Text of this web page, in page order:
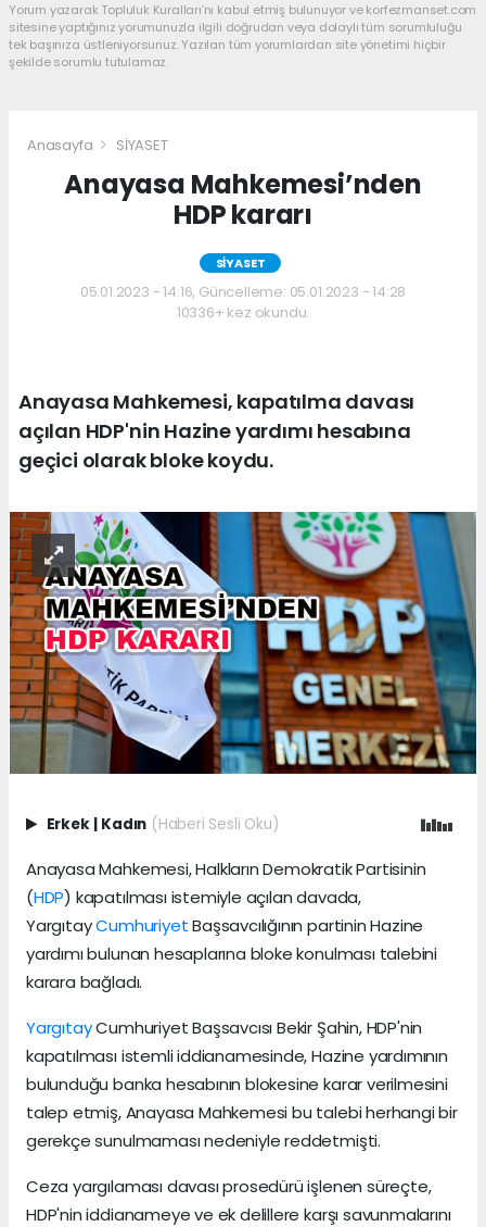
Yorum yazarak Topluluk Kuralları’nı kabul etmiş bulunuyor ve korfezmanset.com
sitesine yaptığınız yorumunuzla ilgili doğrudan veya dolaylı tüm sorumluluğu
tek başınıza üstleniyorsunuz. Yazılan tüm yorumlardan site yönetimi hiçbir
şekilde sorumlu tutulamaz.
Anasayfa SİYASET
Anayasa Mahkemesi’nden
HDP kararı
SİYASET
05.01.2023 - 14:16, Güncelleme: 05.01.2023 - 14:28
10336+ kez okundu.
Anayasa Mahkemesi, kapatılma davası
açılan HDP'nin Hazine yardımı hesabına
geçici olarak bloke koydu.
Erkek Kadın (Haberi Sesli Oku)
Anayasa Mahkemesi, Halkların Demokratik Partisinin
(HDP) kapatılması istemiyle açılan davada,
YargıtayCumhuriyetBaşsavcılığının partinin Hazine
yardımı bulunan hesaplarına bloke konulması talebini
karara bağladı.
YargıtayCumhuriyet Başsavcısı Bekir Şahin, HDP'nin
kapatılması istemli iddianamesinde, Hazine yardımının
bulunduğu banka hesabının blokesine karar verilmesini
talep etmiş, Anayasa Mahkemesi bu talebi herhangi bir
gerekçe sunulmaması nedeniyle reddetmişti.
Ceza yargılaması davası prosedürü işlenen süreçte,
HDP'nin iddianameye ve ek delillere karşı savunmalarını